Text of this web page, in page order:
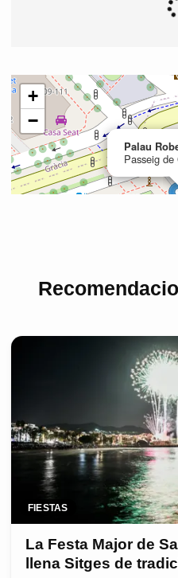
FIESTAS
La Festa Major de
llena Sitges de